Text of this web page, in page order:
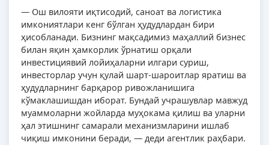
— Ош вилояти иқтисодий, саноат ва логистика
имкониятлари кенг бўлган ҳудудлардан бири
ҳисобланади. Бизнинг мақсадимиз маҳаллий бизнес
билан яқин ҳамкорлик ўрнатиш орқали
инвестициявий лойиҳаларни илгари суриш,
инвесторлар учун қулай шарт-шароитлар яратиш ва
ҳудудларнинг барқарор ривожланишига
кўмаклашишдан иборат. Бундай учрашувлар мавжуд
муаммоларни жойларда муҳокама қилиш ва уларни
ҳал этишнинг самарали механизмларини ишлаб
чиқиш имконини беради, — деди агентлик раҳбари.